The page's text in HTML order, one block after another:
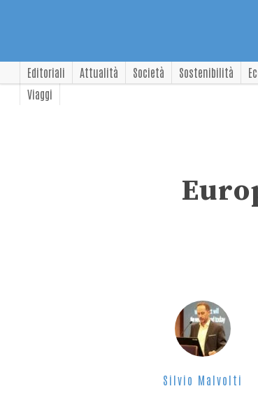
Editoriali Attualità Società Sostenibilità
Viaggi
Silvio Malvolti